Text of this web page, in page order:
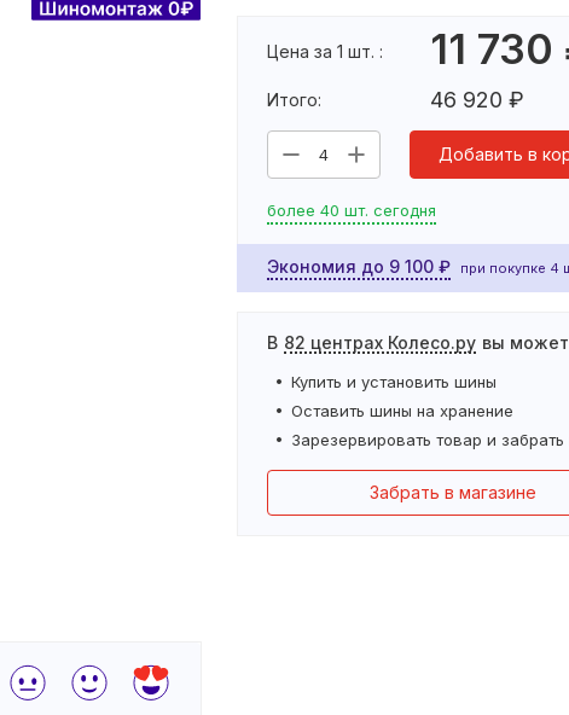
Цена за 1 шт. : 11 730
Итого: 46 920 ₽
4 Добавить в
более 40 шт. сегодня
Экономия до 9 100 ₽ при покупке 4
В 82 центрах Колесо.ру вы
Купить и установить шины
Оставить шины на хранение
Зарезервировать товар и
Забрать в магазине